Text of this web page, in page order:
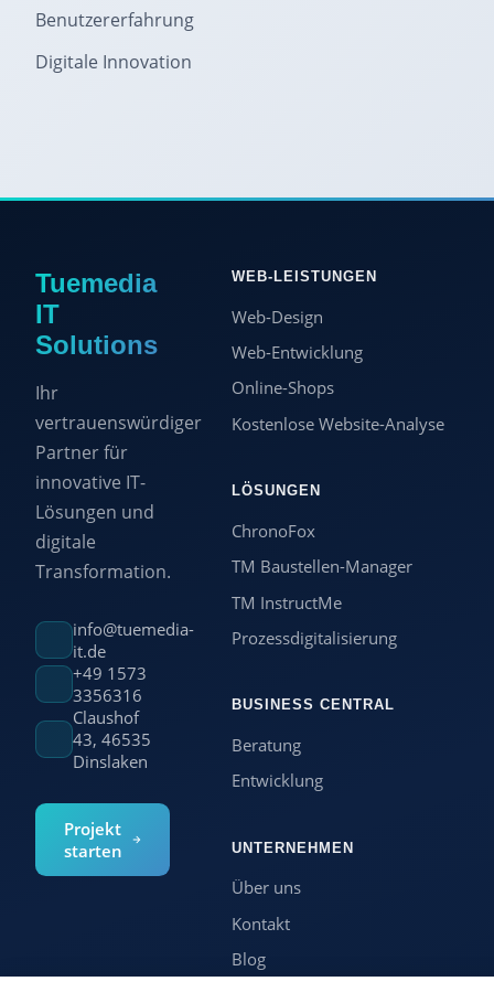
Benutzererfahrung
Digitale Innovation
Tuemedia
IT
Solutions
Ihr
vertrauenswürdiger
Partner für
innovative IT-
Lösungen und
digitale
Transformation.
info@tuemedia-
it.de
+49 1573
3356316
Claushof
43, 46535
Dinslaken
Projekt
starten
WEB-LEISTUNGEN
Web-Design
Web-Entwicklung
Online-Shops
Kostenlose Website-Analyse
LÖSUNGEN
ChronoFox
TM Baustellen-Manager
TM InstructMe
Prozessdigitalisierung
BUSINESS CENTRAL
Beratung
Entwicklung
UNTERNEHMEN
Über uns
Kontakt
Blog